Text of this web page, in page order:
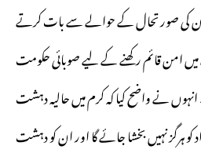
کی صورتحال کے حوالے سے بات کرتے
امن قائم رکھنے کے لیے صوبائی حکومت
نے واضح کیا کہ کرم میں حالیہ دہشت
کو ہرگز نہیں بخشا جائے گا اور ان کو دہشت